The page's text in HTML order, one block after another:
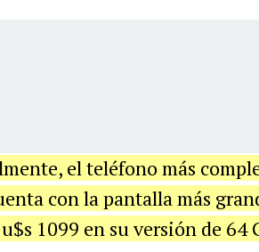
el teléfono más
con la pantalla más
1099 en su versión de 64